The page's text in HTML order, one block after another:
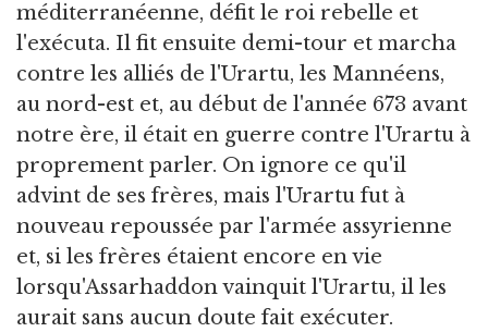
méditerranéenne, défit le roi rebelle et
l'exécuta. Il fit ensuite demi-tour et marcha
contre les alliés de l'Urartu, les Mannéens,
au nord-est et, au début de l'année 673 avant
notre ère, il était en guerre contre l'Urartu à
proprement parler. On ignore ce qu'il
advint de ses frères, mais l'Urartu fut à
nouveau repoussée par l'armée assyrienne
et, si les frères étaient encore en vie
lorsqu'Assarhaddon vainquit l'Urartu, il les
aurait sans aucun doute fait exécuter.